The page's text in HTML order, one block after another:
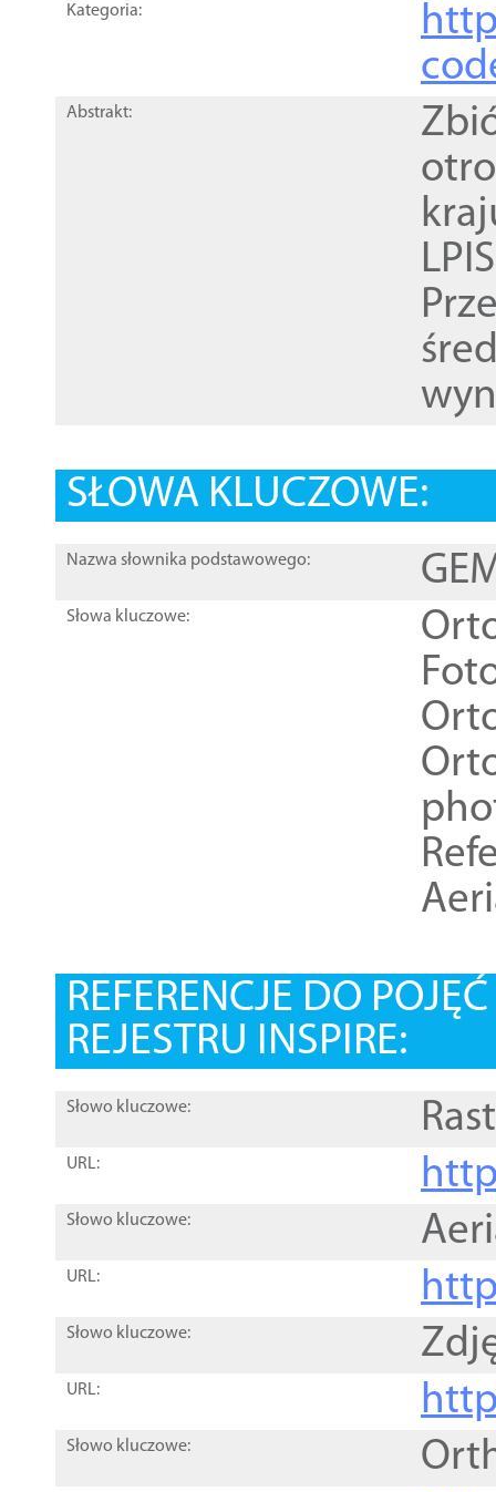
Kategoria:
Abstrakt:
SŁOWA KLUCZOWE:
Nazwa słownika podstawowego:
Słowa kluczowe:
REFERENCJE DO
REJESTRU INSPIRE:
Słowo kluczowe:
URL:
Słowo kluczowe:
URL:
Słowo kluczowe:
URL:
Słowo kluczowe: